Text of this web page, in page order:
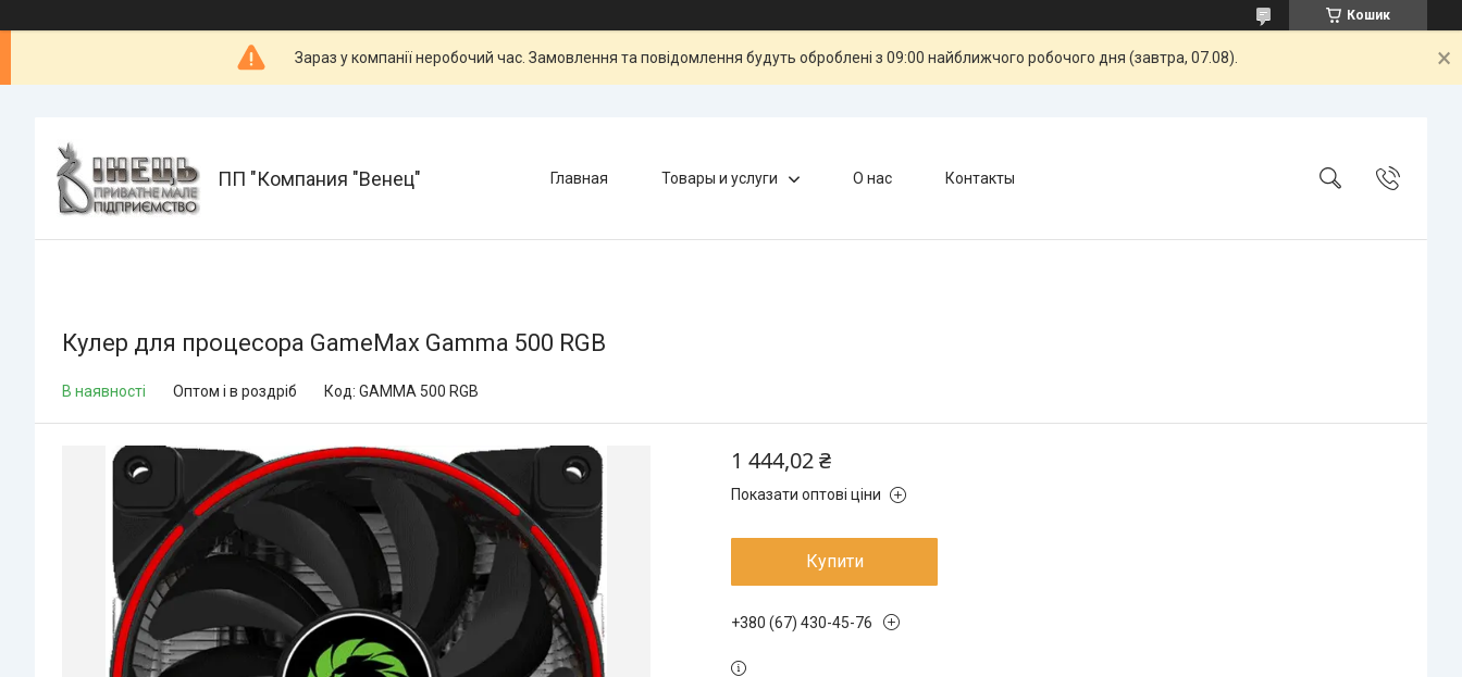
Кошик
Зараз у компанії неробочий час. Замовлення та повідомлення будуть оброблені з 09:00 найближчого робочого дня (завтра, 07.08).
ПП "Компания "Венец" Главная Товары и услуги О нас Контакты
Кулер для процесора GameMax Gamma 500 RGB
В наявності Оптом і в роздріб Код: GAMMA 500 RGB
1 444,02 ₴
Показати оптові ціни
Купити
+380 (67) 430-45-76